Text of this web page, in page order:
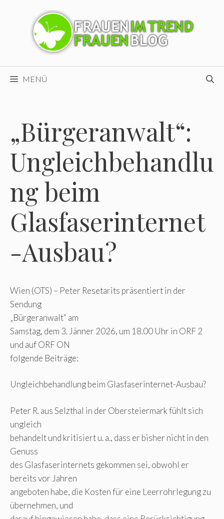
MENÜ
„Bürgeranwalt“:
Ungleichbehandlu
ng beim
Glasfaserinternet
-Ausbau?
Wien (OTS) – Peter Resetarits präsentiert in der
Sendung
„Bürgeranwalt“ am
Samstag, dem 3. Jänner 2026, um 18.00 Uhr in ORF 2
und auf ORF ON
folgende Beiträge:
Ungleichbehandlung beim Glasfaserinternet-Ausbau?
Peter R. aus Selzthal in der Obersteiermark fühlt sich
ungleich
behandelt und kritisiert u. a., dass er bisher nicht in den
Genuss
des Glasfaserinternets gekommen sei, obwohl er
bereits vor Jahren
angeboten habe, die Kosten für eine Leerrohrlegung zu
übernehmen, und